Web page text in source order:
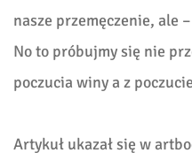
nasze przemęczenie, ale
No to próbujmy się nie
poczucia winy a z
Artykuł ukazał się w